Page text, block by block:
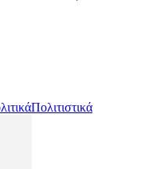
Πολιτιστικά